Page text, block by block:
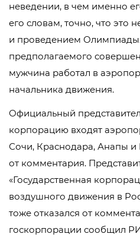
неведении, в чем именно
его словам, точно, что это
и проведением
предполагаемого
мужчина работал в
начальника движения.
Официальный
корпорацию входят
Сочи, Краснодара, Анапы и
от комментария.
«Государственная
воздушного движения в
тоже отказался от
госкорпорации сообщил